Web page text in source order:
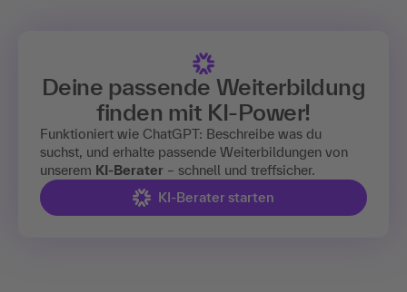
Deine passende Weiterbildung
finden mit KI-Power!
Funktioniert wie ChatGPT: Beschreibe was du
suchst, und erhalte passende Weiterbildungen von
unserem KI-Berater – schnell und treffsicher.
KI-Berater starten